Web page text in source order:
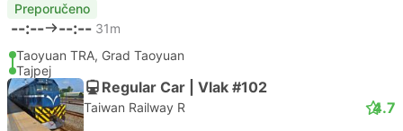
Preporučeno
--:-- --:-- 31m
Taoyuan TRA, Grad Taoyuan
Tajpej
Regular Car | Vlak #102
Taiwan Railway R 4.7